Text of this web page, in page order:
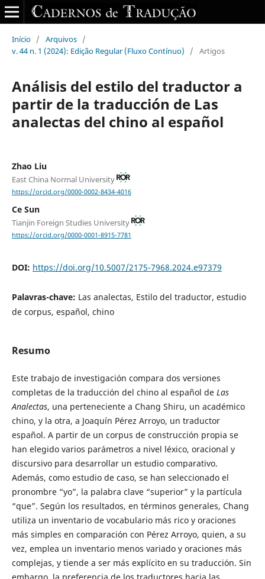
Início / Arquivos /
v. 44 n. 1 (2024): Edição Regular (Fluxo Contínuo)
/ Artigos
Análisis del estilo del traductor a
partir de la traducción de Las
analectas del chino al español
Zhao Liu
East China Normal University
https://orcid.org/0000-0002-8434-4016
Ce Sun
Tianjin Foreign Studies University
https://orcid.org/0000-0001-8915-7781
DOI: https://doi.org/10.5007/2175-7968.2024.e97379
Palavras-chave: Las analectas, Estilo del traductor, estudio
de corpus, español, chino
Resumo
Este trabajo de investigación compara dos versiones
completas de la traducción del chino al español de Las
Analectas, una perteneciente a Chang Shiru, un académico
chino, y la otra, a Joaquín Pérez Arroyo, un traductor
español. A partir de un corpus de construcción propia se
han elegido varios parámetros a nivel léxico, oracional y
discursivo para desarrollar un estudio comparativo.
Además, como estudio de caso, se han seleccionado el
pronombre “yo”, la palabra clave “superior” y la partícula
“que”. Según los resultados, en términos generales, Chang
utiliza un inventario de vocabulario más rico y oraciones
más simples en comparación con Pérez Arroyo, quien, a su
vez, emplea un inventario menos variado y oraciones más
complejas, y tiende a ser más explícito en su traducción. Sin